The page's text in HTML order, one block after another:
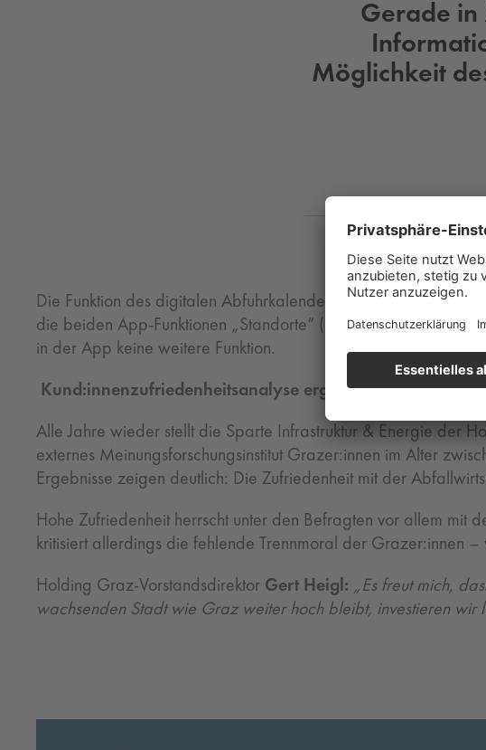
Gerade in
Möglichkeit
Die Funktion des digitalen Abfuhrkalenders in der App
die beiden App-Funktionen „Standorte“ (79 Prozent) und das
in der App keine weitere Funktion.
Kund:innenzufriedenheitsanalyse ergibt Top-Werte für
Alle Jahre wieder stellt die Sparte Infrastruktur & Energie der
externes Meinungsforschungsinstitut Grazer:innen im Alter
Ergebnisse zeigen deutlich: Die Zufriedenheit mit der
Hohe Zufriedenheit herrscht unter den Befragten vor allem mit
kritisiert allerdings die fehlende Trennmoral der Grazer:innen
Holding Graz-Vorstandsdirektor Gert Heigl: „Es freut mich,
wachsenden Stadt wie Graz weiter hoch bleibt, investieren